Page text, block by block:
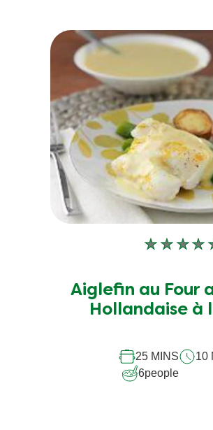
pour
Aiglefin au Four
Hollandaise à
25 MINS
10
6people